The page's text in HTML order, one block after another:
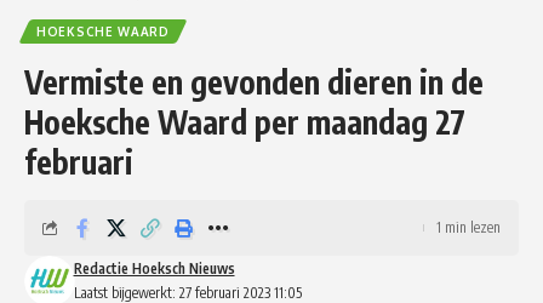
HOEKSCHE WAARD
Vermiste en gevonden dieren in de
Hoeksche Waard per maandag 27
februari
Laatst bijgewerkt: 27 februari 2023 11:05
Redactie Hoeksch Nieuws
1 min lezen